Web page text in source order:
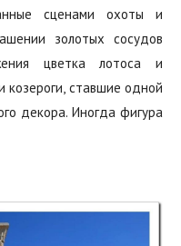
сценами охоты и
золотых сосудов
цветка лотоса и
козероги, ставшие одной
декора. Иногда фигура